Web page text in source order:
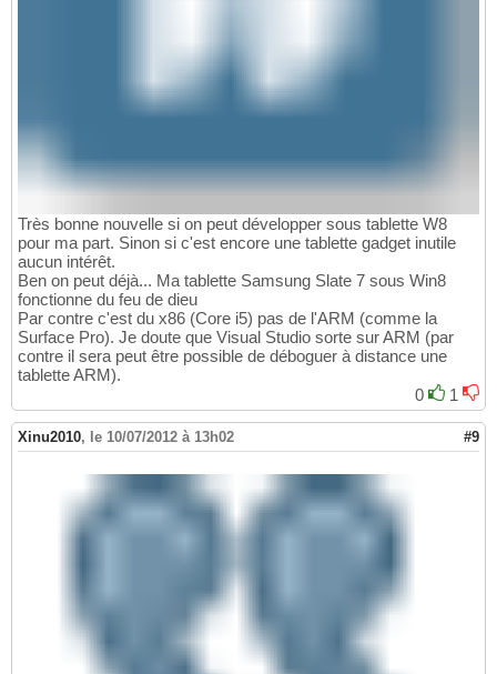
Très bonne nouvelle si on peut développer sous tablette W8
pour ma part. Sinon si c'est encore une tablette gadget inutile
aucun intérêt.
Ben on peut déjà... Ma tablette Samsung Slate 7 sous Win8
fonctionne du feu de dieu
Par contre c'est du x86 (Core i5) pas de l'ARM (comme la
Surface Pro). Je doute que Visual Studio sorte sur ARM (par
contre il sera peut être possible de déboguer à distance une
tablette ARM).
0
1
Xinu2010, le 10/07/2012 à 13h02 #9